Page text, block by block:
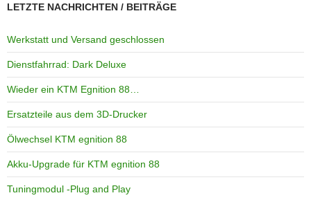
LETZTE NACHRICHTEN / BEITRÄGE
Werkstatt und Versand geschlossen
Dienstfahrrad: Dark Deluxe
Wieder ein KTM Egnition 88…
Ersatzteile aus dem 3D-Drucker
Ölwechsel KTM egnition 88
Akku-Upgrade für KTM egnition 88
Tuningmodul -Plug and Play